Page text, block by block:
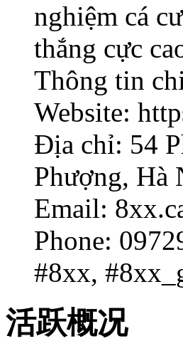
nghiệm cá
thắng cực
Thông tin
Website:
Địa chỉ: 54
Phượng, Hà
Email:
Phone:
#8xx,
活跃概况